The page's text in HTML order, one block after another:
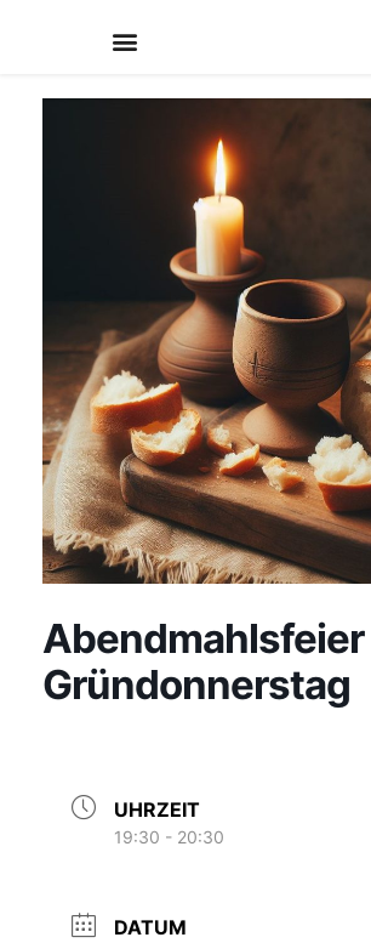
Abendmahlsfeier
Gründonnerstag
UHRZEIT
19:30 - 20:30
DATUM